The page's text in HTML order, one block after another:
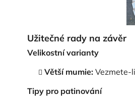
Užitečné rady na závěr
Velikostní varianty
Větší mumie: Vezmete-
Tipy pro patinování